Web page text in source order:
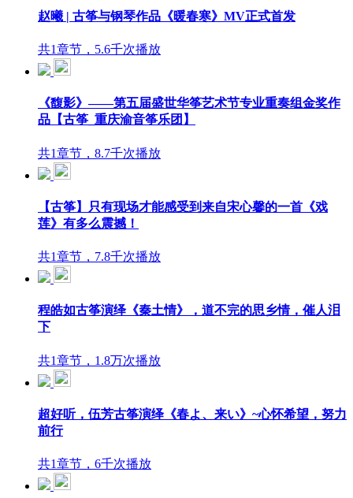
赵曦 | 古筝与钢琴作品《暖春寒》MV正式首发
共1章节，5.6千次播放
《馥影》——第五届盛世华筝艺术节专业重奏组金奖作
品【古筝_重庆渝音筝乐团】
共1章节，8.7千次播放
【古筝】只有现场才能感受到来自宋心馨的一首《戏
莲》有多么震撼！
共1章节，7.8千次播放
程皓如古筝演绎《秦土情》，道不完的思乡情，催人泪
下
共1章节，1.8万次播放
超好听，伍芳古筝演绎《春よ、来い》~心怀希望，努力
前行
共1章节，6千次播放